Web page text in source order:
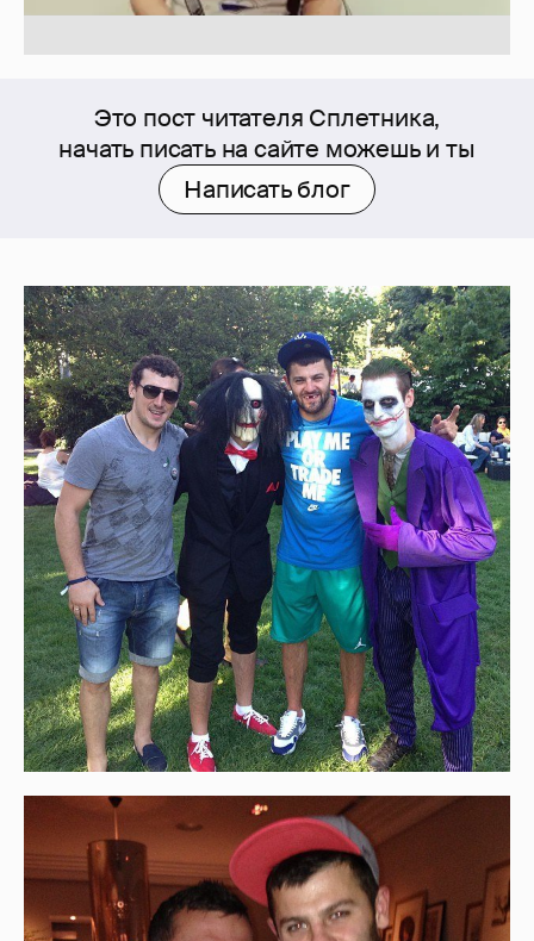
Это пост читателя Сплетника,
начать писать на сайте можешь и ты
Написать блог